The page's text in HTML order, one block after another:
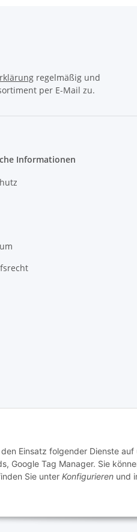
Einsatz folgender Dienste
Google Tag Manager. Sie
Sie unter Konfigurieren und
regelmäßig und
per E-Mail zu.
Informationen